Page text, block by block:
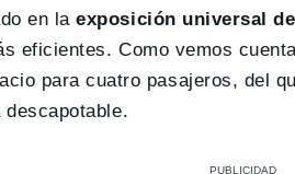
en laexposición universal
eficientes. Como vemos
para cuatro pasajeros, del